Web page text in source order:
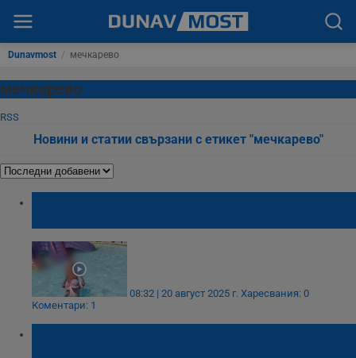
Dunavmost / мечкарево
мечкарево
RSS
Новини и статии свързани с етикет "мечкарево"
08:32 | 20 август 2025 г. Харесвания: 0
Коментари: 1